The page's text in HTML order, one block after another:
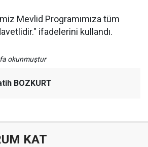
Mevlid Programımıza tüm
ifadelerini kullandı.
okunmuştur
BOZKURT
KAT